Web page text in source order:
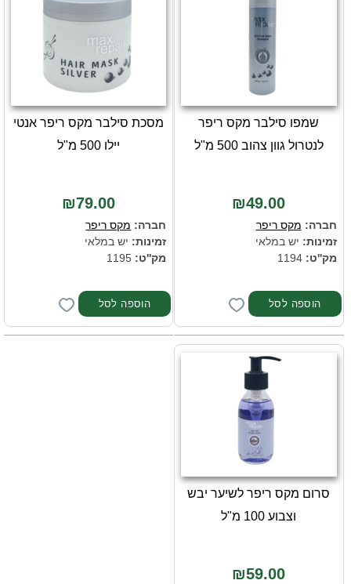
שמפו סילבר מקס ריפר
לנטרול גוון צהוב 500 מ"ל
₪49.00
חברה: מקס ריפר
זמינות: יש במלאי
מק''ט: 1194
מסכת סילבר מקס ריפר אנטי
יילו 500 מ"ל
₪79.00
חברה: מקס ריפר
זמינות: יש במלאי
מק''ט:
סרום מקס ריפר לשיער יבש
וצבוע 100 מ"ל
₪59.00